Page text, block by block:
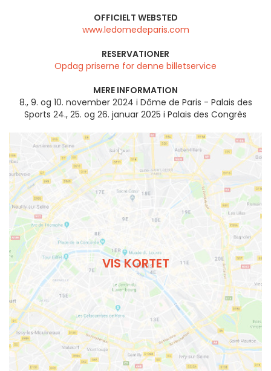
OFFICIELT WEBSTED
www.ledomedeparis.com
RESERVATIONER
Opdag priserne for denne billetservice
MERE INFORMATION
8., 9. og 10. november 2024 i Dôme de Paris - Palais des
Sports 24., 25. og 26. januar 2025 i Palais des Congrès
VIS KORTET